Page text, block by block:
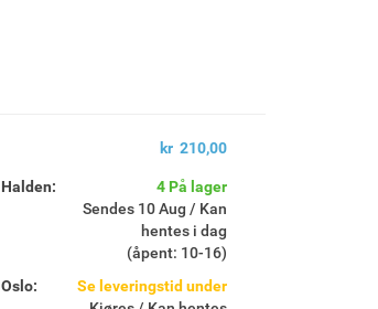
kr 210,00
Halden:
4 På lager
Sendes 10 Aug / Kan
hentes i dag
(åpent: 10-16)
Oslo:
Se leveringstid under